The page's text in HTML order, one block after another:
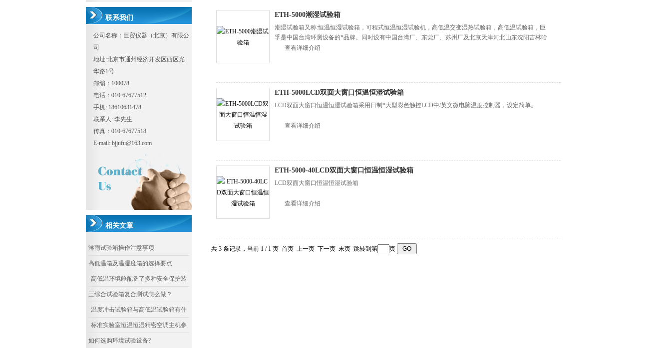
联系我们
公司名称：巨贸仪器（北京）有限公
司
地址:北京市通州经济开发区西区光
华路1号
邮编：100078
电话：010-67677512
手机: 18610631478
联系人: 李先生
传真：010-67677518
E-mail: bjjufu@163.com
相关文章
淋雨试验箱操作注意事项
高低温箱及温湿度箱的选择要点
高低温环境舱配备了多种安全保护装
置
三综合试验箱复合测试怎么做？
温度冲击试验箱与高低温试验箱有什
么区别
标准实验室恒温恒湿精密空调主机参
数
如何选购环境试验设备?
ETH-5000潮湿试验箱
潮湿试验箱又称:恒温恒湿试验箱，可程式恒温恒湿试验机，高低温交变湿热试验箱，高低温试验箱，巨
孚是中国台湾环测设备的*品牌。同时设有中国台湾厂、东莞厂、苏州厂及北京天津河北山东沈阳吉林哈
尔滨等多个销售服据点。
查看详细介绍
ETH-5000LCD双面大窗口恒温恒湿试验箱
LCD双面大窗口恒温恒湿试验箱采用日制*大型彩色触控LCD中/英文微电脑温度控制器，设定简单。
查看详细介绍
ETH-5000-40LCD双面大窗口恒温恒湿试验箱
LCD双面大窗口恒温恒湿试验箱
查看详细介绍
共 3 条记录，当前 1 / 1 页 首页 上一页 下一页 末页 跳转到第 页